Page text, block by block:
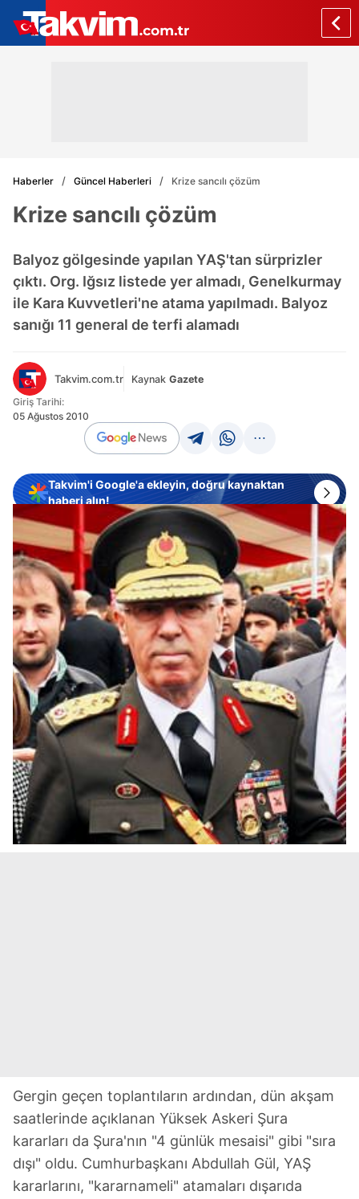
Haberler Güncel Haberleri Krize sancılı çözüm
Krize sancılı çözüm
Balyoz gölgesinde yapılan YAŞ'tan sürprizler
çıktı. Org. Iğsız listede yer almadı, Genelkurmay
ile Kara Kuvvetleri'ne atama yapılmadı. Balyoz
sanığı 11 general de terfi alamadı
Takvim.com.tr Kaynak Gazete
Giriş Tarihi:
05 Ağustos 2010
Takvim'i Google'a ekleyin, doğru kaynaktan
haberi alın!
Gergin geçen toplantıların ardından, dün akşam
saatlerinde açıklanan Yüksek Askeri Şura
kararları da Şura'nın "4 günlük mesaisi" gibi "sıra
dışı" oldu. Cumhurbaşkanı Abdullah Gül, YAŞ
kararlarını, "kararnameli" atamaları dışarıda